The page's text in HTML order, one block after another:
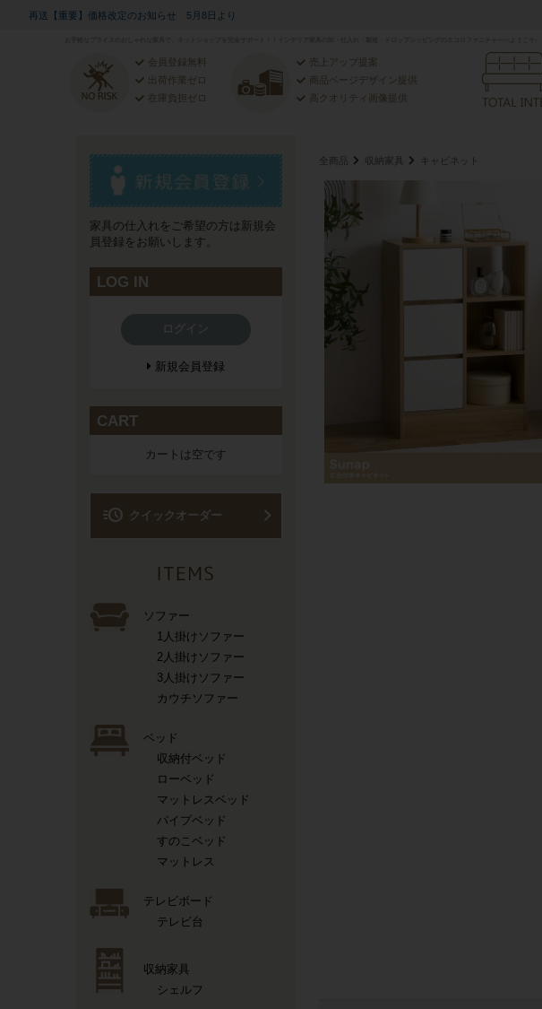
再送【重要】価格改定のお知らせ 5月8日より
会員登録無料
出荷作業ゼロ
在庫負担ゼロ
売上アップ提案
商品ページデザイン提供
高クオリティ画像提供
全商品 収納家具 キャビネット
家具の仕入れをご希望の方は新規会
員登録をお願いします。
LOG IN
新規会員登録
CART
カートは空です
acute クイックオーダー
ソファー
1人掛けソファー
2人掛けソファー
3人掛けソファー
カウチソファー
ベッド
収納付ベッド
ローベッド
マットレスベッド
パイプベッド
すのこベッド
マットレス
テレビボード
テレビ台
収納家具
シェルフ